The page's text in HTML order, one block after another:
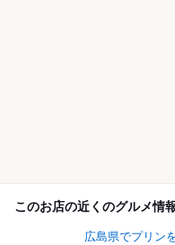
このお店の近くのグルメ情
広島県でプリン